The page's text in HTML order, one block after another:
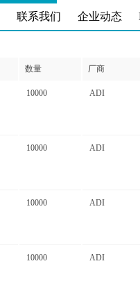
联系我们 企业动态
数量 厂商
10000 ADI
10000 ADI
10000 ADI
10000 ADI